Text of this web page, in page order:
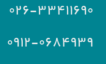
۰۲۶-۳۳۴۱۱۶۹۰
۰۹۱۲-۰۶۸۴۹۳۹